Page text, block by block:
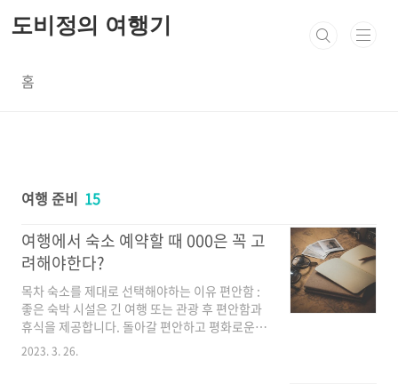
도비정의 여행기
홈
여행 준비 15
여행에서 숙소 예약할 때 000은 꼭 고
려해야한다?
목차 숙소를 제대로 선택해야하는 이유 편안함 :
좋은 숙박 시설은 긴 여행 또는 관광 후 편안함과
휴식을 제공합니다. 돌아갈 편안하고 평화로운
공간을 갖는 것은 여러분이 더 많은 휴식과 상쾌
2023. 3. 26.